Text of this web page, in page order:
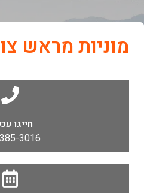
מוניות מראש
חייגו
3016